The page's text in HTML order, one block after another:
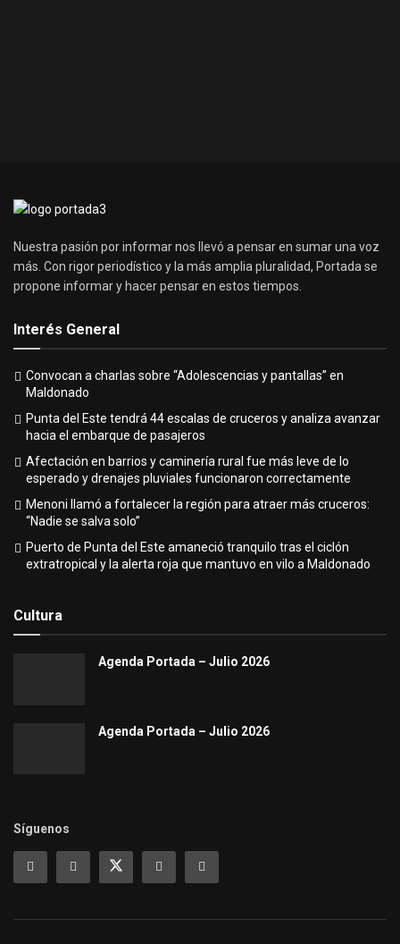
Nuestra pasión por informar nos llevó a pensar en sumar una voz
más. Con rigor periodístico y la más amplia pluralidad, Portada se
propone informar y hacer pensar en estos tiempos.
Interés General
Convocan a charlas sobre “Adolescencias y pantallas” en
Maldonado
Punta del Este tendrá 44 escalas de cruceros y analiza avanzar
hacia el embarque de pasajeros
Afectación en barrios y caminería rural fue más leve de lo
esperado y drenajes pluviales funcionaron correctamente
Menoni llamó a fortalecer la región para atraer más cruceros:
“Nadie se salva solo”
Puerto de Punta del Este amaneció tranquilo tras el ciclón
extratropical y la alerta roja que mantuvo en vilo a Maldonado
Cultura
Agenda Portada – Julio 2026
Agenda Portada – Julio 2026
Síguenos